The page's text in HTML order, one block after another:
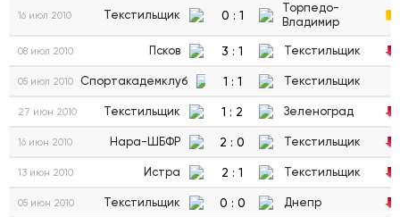
16 июл 2010 Текстильщик 0 : 1
Торпедо-
Владимир
08 июл 2010 Псков 3 : 1 Текстильщик
05 июл 2010 Спортакадемклуб 1 : 1 Текстильщик
27 июн 2010 Текстильщик 1 : 2 Зеленоград
16 июн 2010 Нара-ШБФР 2 : 0 Текстильщик
13 июн 2010 Истра 2 : 1 Текстильщик
05 июн 2010 Текстильщик 0 : 0 Днепр